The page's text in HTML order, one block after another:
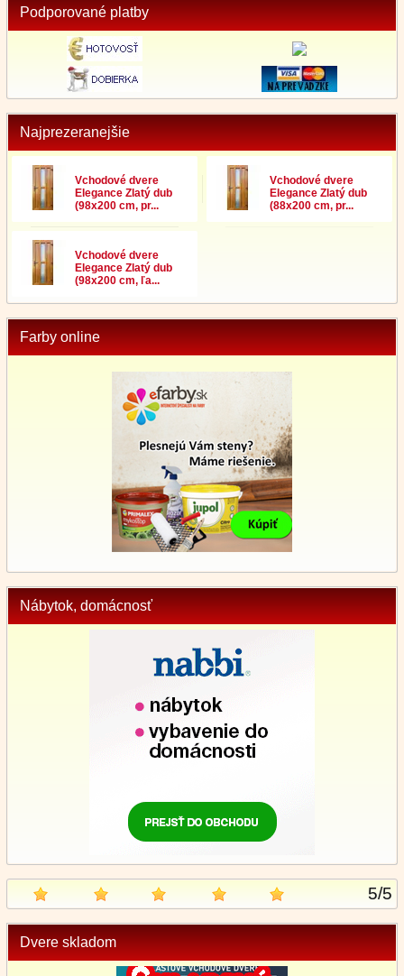
Podporované platby
Najprezeranejšie
Vchodové dvere
Elegance Zlatý dub
(98x200 cm, pr...
Vchodové dvere
Elegance Zlatý dub
(88x200 cm, pr...
Vchodové dvere
Elegance Zlatý dub
(98x200 cm, ľa...
Farby online
Nábytok, domácnosť
5/5
Dvere skladom